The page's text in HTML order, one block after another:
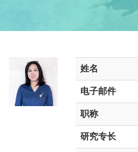
姓名
电子邮件
职称
研究专长